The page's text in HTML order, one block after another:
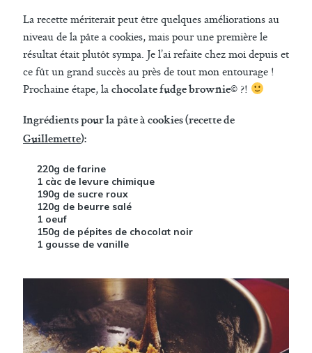
La recette mériterait peut être quelques améliorations au
niveau de la pâte a cookies, mais pour une première le
résultat était plutôt sympa. Je l’ai refaite chez moi depuis et
ce fût un grand succès au près de tout mon entourage !
Prochaine étape, la chocolate fudge brownie© ?!
Ingrédients pour la pâte à cookies (recette de
Guillemette):
220g de farine
1 càc de levure chimique
190g de sucre roux
120g de beurre salé
1 oeuf
150g de pépites de chocolat noir
1 gousse de vanille